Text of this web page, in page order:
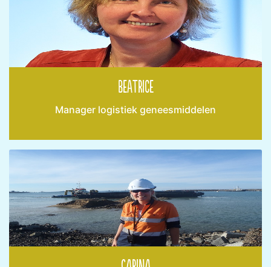
Beatrice
Manager logistiek geneesmiddelen